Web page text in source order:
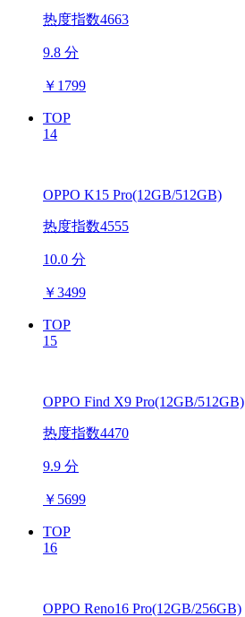
热度指数4663
9.8 分
￥ 1799
TOP
14
OPPO K15 Pro(12GB/512GB)
热度指数4555
10.0 分
￥3499
TOP
15
OPPO Find X9 Pro(12GB/512GB)
热度指数4470
9.9 分
￥ 5699
TOP
16
OPPO Reno16 Pro(12GB/256GB)